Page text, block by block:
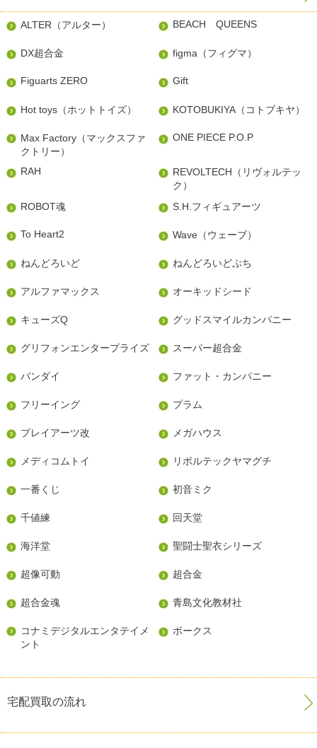
ALTER（アルター） BEACH QUEENS
DX超合金 figma（フィグマ）
Figuarts ZERO Gift
Hot toys（ホットトイズ） KOTOBUKIYA（コトブキヤ）
Max Factory（マックスファ
クトリー）
ONE PIECE P.O.P
RAH
REVOLTECH（リヴォルテッ
ク）
ROBOT魂
S.H.フィギュアーツ
To Heart2 Wave（ウェーブ）
ねんどろいど ねんどろいどぷち
アルファマックス オーキッドシード
キューズQ グッドスマイルカンパニー
グリフォンエンタープライズ スーパー超合金
バンダイ ファット・カンパニー
フリーイング プラム
プレイアーツ改 メガハウス
メディコムトイ リボルテックヤマグチ
一番くじ 初音ミク
千値練 回天堂
海洋堂 聖闘士聖衣シリーズ
超像可動 超合金
超合金魂 青島文化教材社
コナミデジタルエンタテイメ
ント
ボークス
宅配買取の流れ